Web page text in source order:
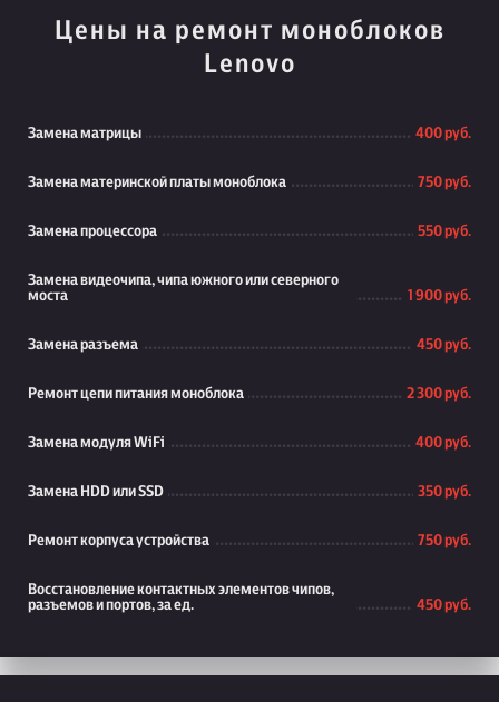
Цены на ремонт моноблоков
Lenovo
Замена матрицы 400 руб.
Замена материнской платы моноблока 750 руб.
Замена процессора 550 руб.
Замена видеочипа, чипа южного или северного
моста
1 900 руб.
Замена разъема 450 руб.
Ремонт цепи питания моноблока 2 300 руб.
Замена модуля WiFi 400 руб.
Замена HDD или SSD 350 руб.
Ремонт корпуса устройства 750 руб.
Восстановление контактных элементов чипов,
разъемов и портов, за ед.
450 руб.